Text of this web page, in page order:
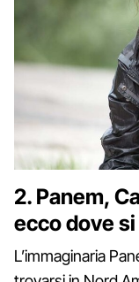
2. Panem,
ecco dove
L’immaginaria